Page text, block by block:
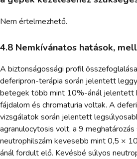
Nem értelmezhető.
4.8 Nemkívánatos hatások,
A biztonságossági profil
deferipron-terápia során jelentett
betegek több mint 10%-ánál jelentett
fájdalom és chromaturia voltak. A
vizsgálatok során jelentett
agranulocytosis volt, a 9
neutrophilszám kevesebb mint 0,5 ×
ánál fordult elő. Kevésbé súlyos